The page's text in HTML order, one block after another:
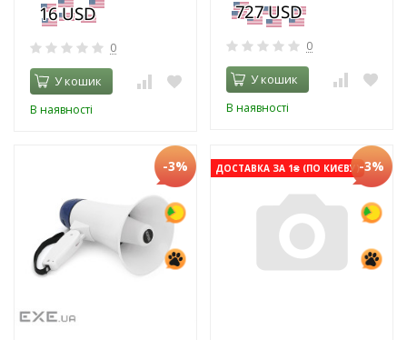
0
У кошик
В наявності
0
У кошик
В наявності
-3% ДОСТАВКА ЗА 1₴ (ПО КИЄВУ)-3%